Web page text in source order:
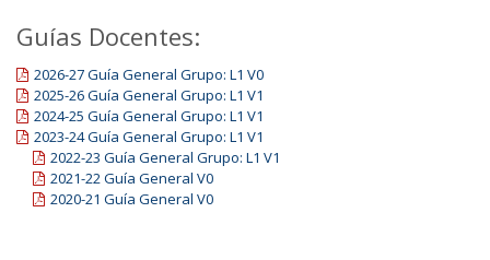
Guías Docentes:
2026-27 Guía General Grupo: L1 V0
2025-26 Guía General Grupo: L1 V1
2024-25 Guía General Grupo: L1 V1
2023-24 Guía General Grupo: L1 V1
2022-23 Guía General Grupo: L1 V1
2021-22 Guía General V0
2020-21 Guía General V0